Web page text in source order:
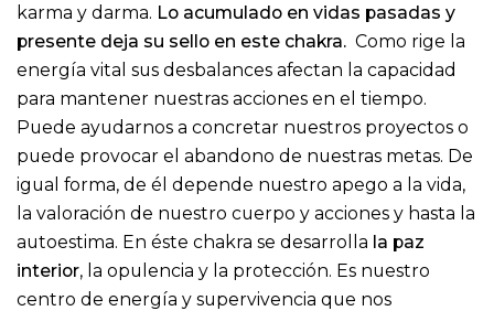
karma y darma. Lo acumulado en vidas pasadas y
presente deja su sello en este chakra. Como rige la
energía vital sus desbalances afectan la capacidad
para mantener nuestras acciones en el tiempo.
Puede ayudarnos a concretar nuestros proyectos o
puede provocar el abandono de nuestras metas. De
igual forma, de él depende nuestro apego a la vida,
la valoración de nuestro cuerpo y acciones y hasta la
autoestima. En éste chakra se desarrolla la paz
interior, la opulencia y la protección. Es nuestro
centro de energía y supervivencia que nos